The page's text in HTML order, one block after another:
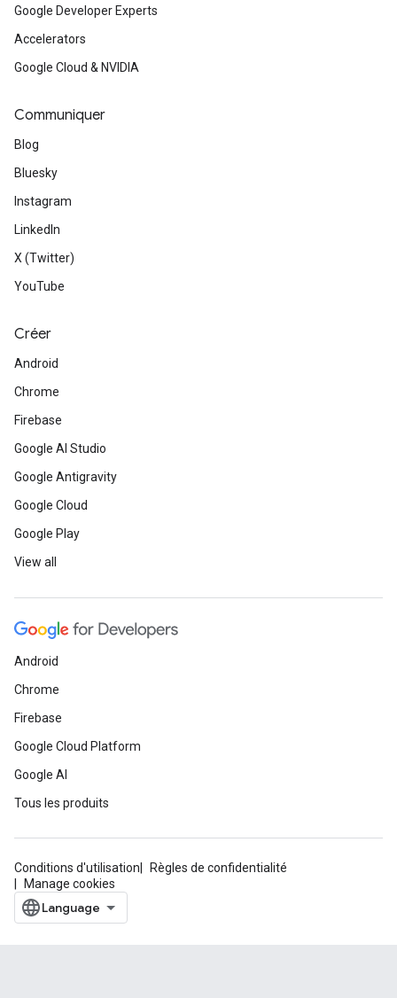
Google Developer Experts
Accelerators
Google Cloud & NVIDIA
Communiquer
Blog
Bluesky
Instagram
LinkedIn
X (Twitter)
YouTube
Créer
Android
Chrome
Firebase
Google AI Studio
Google Antigravity
Google Cloud
Google Play
View all
Android
Chrome
Firebase
Google Cloud Platform
Google AI
Tous les produits
Conditions d'utilisation
Règles de confidentialité
Manage cookies